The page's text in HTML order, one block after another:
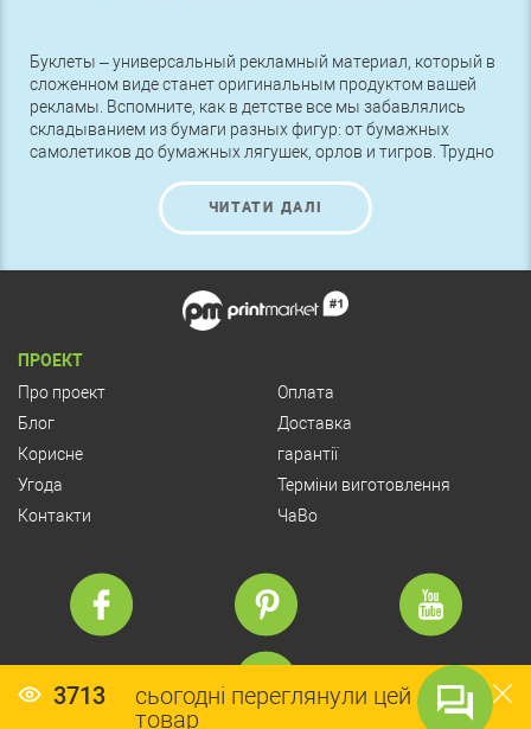
Буклеты – универсальный рекламный материал, который в
сложенном виде станет оригинальным продуктом вашей
рекламы. Вспомните, как в детстве все мы забавлялись
складыванием из бумаги разных фигур: от бумажных
самолетиков до бумажных лягушек, орлов и тигров. Трудно
листов бумаги. А великое японское искусство – оригами.
Развиваясь в течение тысячелетий, оно превратилось в
ЧИТАТИ ДАЛІ
3713
сьогодні переглянули цей
товар
ПРОЕКТ
Про проект
Блог
Корисне
Угода
Контакти
Оплата
Доставка
гарантії
Терміни виготовлення
ЧаВо